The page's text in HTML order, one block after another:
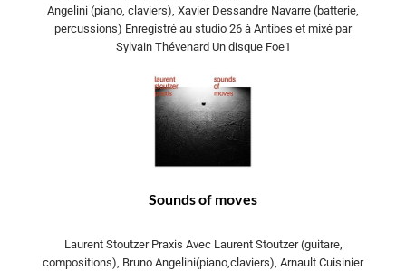
Angelini (piano, claviers), Xavier Dessandre Navarre (batterie,
percussions) Enregistré au studio 26 à Antibes et mixé par
Sylvain Thévenard Un disque Foe1
Sounds of moves
Laurent Stoutzer Praxis Avec Laurent Stoutzer (guitare,
compositions), Bruno Angelini(piano,claviers), Arnault Cuisinier